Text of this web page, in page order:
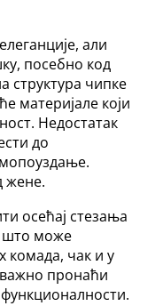
али
посебно код
структура чипке
материјале који
Недостатак
до
жене.
осећај стезања
што може
комада, чак и у
пронаћи